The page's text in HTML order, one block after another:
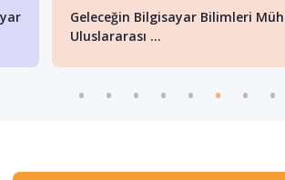
Geleceğin Bilgisayar Bilimleri
Uluslararası ...